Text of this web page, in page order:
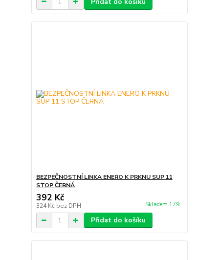
BEZPEČNOSTNÍ LINKA ENERO K PRKNU SUP 11
STOP ČERNÁ
392 Kč
324 Kč bez DPH Skladem 179
Přidat do košíku